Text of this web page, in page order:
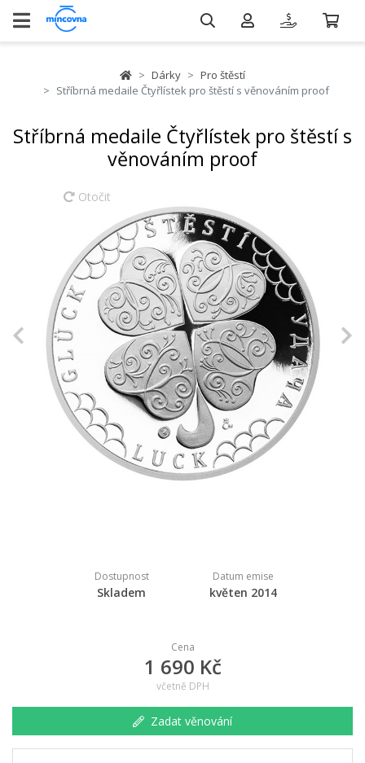
Dárky
Pro štěstí
Stříbrná medaile Čtyřlístek pro štěstí s věnováním proof
Stříbrná medaile Čtyřlístek pro štěstí s
věnováním proof
Otočit
Previous
Dostupnost
Skladem
Datum emise
květen 2014
Cena
1 690 Kč
včetně DPH
Zadat věnování